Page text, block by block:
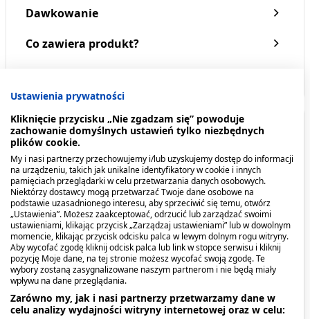
Dawkowanie
Co zawiera produkt?
Kiedy stosować produkt?
Skóra wrażliwa i nadwrażliwaSkóra uwrażliwiona
poprzez działanie czynników zewnętrznychSkóra
sucha i bardzo suchaMrowienie, uczucie
ściągnięcia, pieczenie, dyskomfortZaczerwienienie
Dawkowanie
Nałóż rano i wieczorem na oczyszczoną (najlepiej
przy użyciu Sensibio H2O lub Sensibio Gel
moussant) i delikatnie osuszoną skórę twarzy i
Ustawienia prywatności
Kliknięcie przycisku „Nie zgadzam się” powoduje
zachowanie domyślnych ustawień tylko niezbędnych
plików cookie.
My i nasi partnerzy przechowujemy i/lub uzyskujemy dostęp do informacji
na urządzeniu, takich jak unikalne identyfikatory w cookie i innych
pamięciach przeglądarki w celu przetwarzania danych osobowych.
Niektórzy dostawcy mogą przetwarzać Twoje dane osobowe na
podstawie uzasadnionego interesu, aby sprzeciwić się temu, otwórz
„Ustawienia”. Możesz zaakceptować, odrzucić lub zarządzać swoimi
ustawieniami, klikając przycisk „Zarządzaj ustawieniami” lub w dowolnym
momencie, klikając przycisk odcisku palca w lewym dolnym rogu witryny.
Aby wycofać zgodę kliknij odcisk palca lub link w stopce serwisu i kliknij
pozycję Moje dane, na tej stronie możesz wycofać swoją zgodę. Te
wybory zostaną zasygnalizowane naszym partnerom i nie będą miały
wpływu na dane przeglądania.
Zarówno my, jak i nasi partnerzy przetwarzamy dane w
celu analizy wydajności witryny internetowej oraz w celu: